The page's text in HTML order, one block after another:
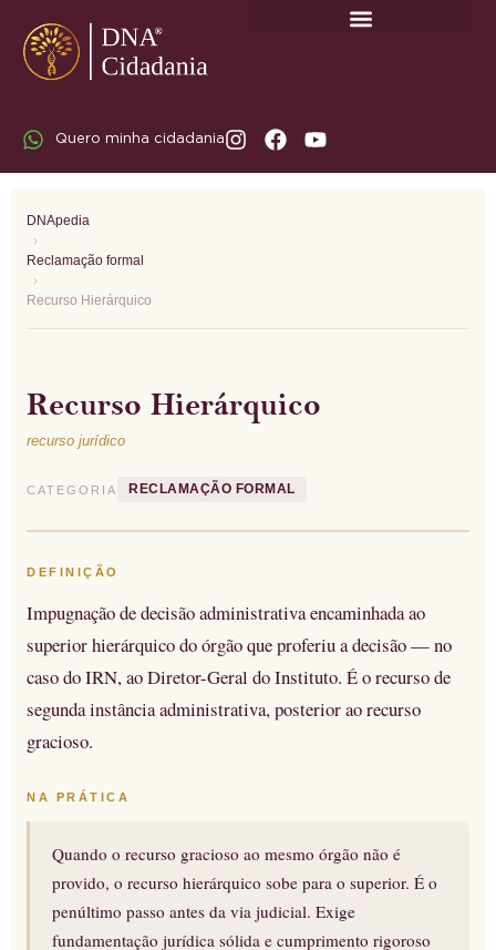
Quero minha cidadania
DNApedia
›
Reclamação formal
›
Recurso Hierárquico
Recurso Hierárquico
recurso jurídico
CATEGORIA RECLAMAÇÃO FORMAL
DEFINIÇÃO
Impugnação de decisão administrativa encaminhada ao
superior hierárquico do órgão que proferiu a decisão — no
caso do IRN, ao Diretor-Geral do Instituto. É o recurso de
segunda instância administrativa, posterior ao recurso
gracioso.
NA PRÁTICA
Quando o recurso gracioso ao mesmo órgão não é
provido, o recurso hierárquico sobe para o superior. É o
penúltimo passo antes da via judicial. Exige
fundamentação jurídica sólida e cumprimento rigoroso